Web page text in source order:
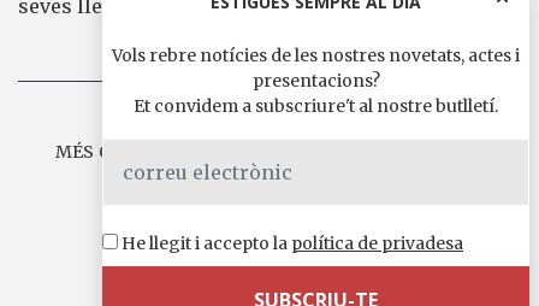
seves lleis.
MÉS OBRES DE JEAN GIONO A EDICIONS DE 1984
Vols rebre notícies de les nostres novetats, actes i
presentacions?
Et convidem a subscriure't al nostre butlletí.
He llegit i accepto la política de privadesa